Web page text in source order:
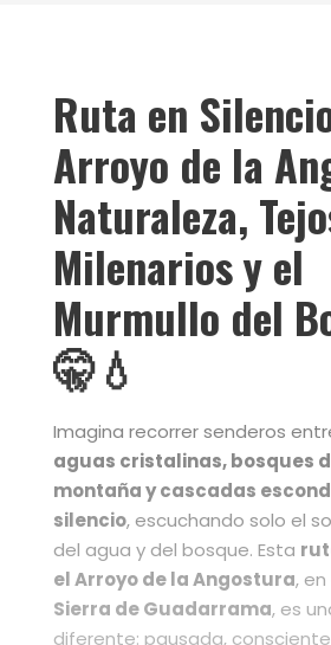
Ruta en
Arroyo de la
Naturaleza,
Milenarios y el
Murmullo del
🤫💧
Imagina recorrer senderos
aguas cristalinas, bosques
montaña y cascadas
silencio, escuchando solo el
del agua y del bosque. Esta
el Arroyo de la Angostura,
Sierra de Guadarrama, es
diferente: pausada,